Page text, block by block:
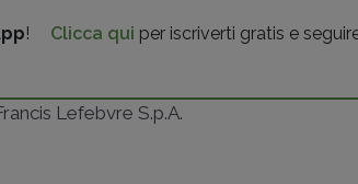
! Clicca qui per iscriverti gratis e
Lefebvre S.p.A.